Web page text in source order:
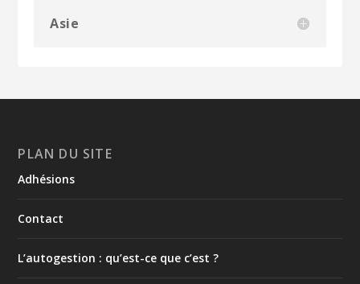
Asie
PLAN DU SITE
Adhésions
Contact
L’autogestion : qu’est-ce que c’est ?